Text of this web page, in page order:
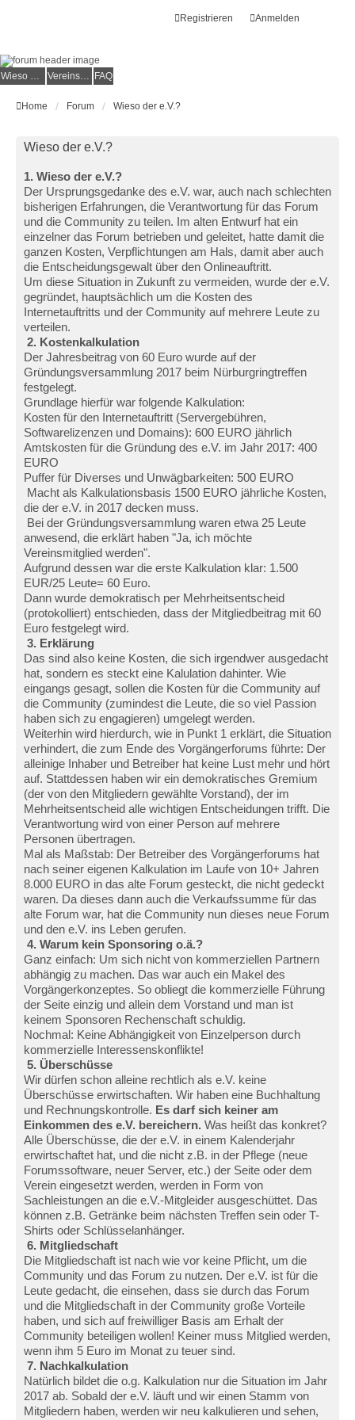
Anmelden
Registrieren
Wieso der e.V.? Vereinsmitglied werden FAQ
Home Forum Wieso der e.V.?
Wieso der e.V.?
1. Wieso der e.V.?
Der Ursprungsgedanke des e.V. war, auch nach schlechten
bisherigen Erfahrungen, die Verantwortung für das Forum
und die Community zu teilen. Im alten Entwurf hat ein
einzelner das Forum betrieben und geleitet, hatte damit die
ganzen Kosten, Verpflichtungen am Hals, damit aber auch
die Entscheidungsgewalt über den Onlineauftritt.
Um diese Situation in Zukunft zu vermeiden, wurde der e.V.
gegründet, hauptsächlich um die Kosten des
Internetauftritts und der Community auf mehrere Leute zu
verteilen.
2. Kostenkalkulation
Der Jahresbeitrag von 60 Euro wurde auf der
Gründungsversammlung 2017 beim Nürburgringtreffen
festgelegt.
Grundlage hierfür war folgende Kalkulation:
Kosten für den Internetauftritt (Servergebühren,
Softwarelizenzen und Domains): 600 EURO jährlich
Amtskosten für die Gründung des e.V. im Jahr 2017: 400
EURO
Puffer für Diverses und Unwägbarkeiten: 500 EURO
Macht als Kalkulationsbasis 1500 EURO jährliche Kosten,
die der e.V. in 2017 decken muss.
Bei der Gründungsversammlung waren etwa 25 Leute
anwesend, die erklärt haben "Ja, ich möchte
Vereinsmitglied werden".
Aufgrund dessen war die erste Kalkulation klar: 1.500
EUR/25 Leute= 60 Euro.
Dann wurde demokratisch per Mehrheitsentscheid
(protokolliert) entschieden, dass der Mitgliedbeitrag mit 60
Euro festgelegt wird.
3. Erklärung
Das sind also keine Kosten, die sich irgendwer ausgedacht
hat, sondern es steckt eine Kalulation dahinter. Wie
eingangs gesagt, sollen die Kosten für die Community auf
die Community (zumindest die Leute, die so viel Passion
haben sich zu engagieren) umgelegt werden.
Weiterhin wird hierdurch, wie in Punkt 1 erklärt, die Situation
verhindert, die zum Ende des Vorgängerforums führte: Der
alleinige Inhaber und Betreiber hat keine Lust mehr und hört
auf. Stattdessen haben wir ein demokratisches Gremium
(der von den Mitgliedern gewählte Vorstand), der im
Mehrheitsentscheid alle wichtigen Entscheidungen trifft. Die
Verantwortung wird von einer Person auf mehrere
Personen übertragen.
Mal als Maßstab: Der Betreiber des Vorgängerforums hat
nach seiner eigenen Kalkulation im Laufe von 10+ Jahren
8.000 EURO in das alte Forum gesteckt, die nicht gedeckt
waren. Da dieses dann auch die Verkaufssumme für das
alte Forum war, hat die Community nun dieses neue Forum
und den e.V. ins Leben gerufen.
4. Warum kein Sponsoring o.ä.?
Ganz einfach: Um sich nicht von kommerziellen Partnern
abhängig zu machen. Das war auch ein Makel des
Vorgängerkonzeptes. So obliegt die kommerzielle Führung
der Seite einzig und allein dem Vorstand und man ist
keinem Sponsoren Rechenschaft schuldig.
Nochmal: Keine Abhängigkeit von Einzelperson durch
kommerzielle Interessenskonflikte!
5. Überschüsse
Wir dürfen schon alleine rechtlich als e.V. keine
Überschüsse erwirtschaften. Wir haben eine Buchhaltung
und Rechnungskontrolle. Es darf sich keiner am
Einkommen des e.V. bereichern. Was heißt das konkret?
Alle Überschüsse, die der e.V. in einem Kalenderjahr
erwirtschaftet hat, und die nicht z.B. in der Pflege (neue
Forumssoftware, neuer Server, etc.) der Seite oder dem
Verein eingesetzt werden, werden in Form von
Sachleistungen an die e.V.-Mitgleider ausgeschüttet. Das
können z.B. Getränke beim nächsten Treffen sein oder T-
Shirts oder Schlüsselanhänger.
6. Mitgliedschaft
Die Mitgliedschaft ist nach wie vor keine Pflicht, um die
Community und das Forum zu nutzen. Der e.V. ist für die
Leute gedacht, die einsehen, dass sie durch das Forum
und die Mitgliedschaft in der Community große Vorteile
haben, und sich auf freiwilliger Basis am Erhalt der
Community beteiligen wollen! Keiner muss Mitglied werden,
wenn ihm 5 Euro im Monat zu teuer sind.
7. Nachkalkulation
Natürlich bildet die o.g. Kalkulation nur die Situation im Jahr
2017 ab. Sobald der e.V. läuft und wir einen Stamm von
Mitgliedern haben, werden wir neu kalkulieren und sehen,